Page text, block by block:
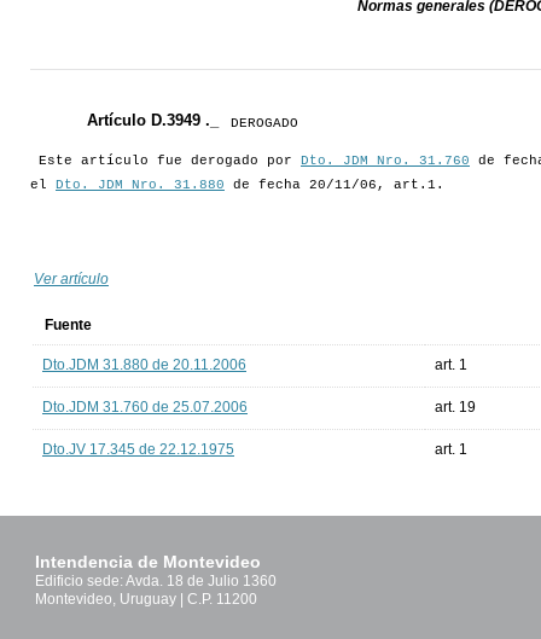
Normas generales
Artículo D.3949 ._ DEROGADO
Este artículo fue derogado por Dto. JDM Nro. 31.760 de
el
Dto. JDM Nro. 31.880 de fecha 20/11/06, art.1.
Ver artículo
Fuente
Dto.JDM 31.880 de 20.11.2006 art. 1
Dto.JDM 31.760 de 25.07.2006 art. 19
Dto.JV 17.345 de 22.12.1975 art. 1
Intendencia de Montevideo
Edificio sede: Avda. 18 de Julio 1360
Montevideo, Uruguay | C.P. 11200